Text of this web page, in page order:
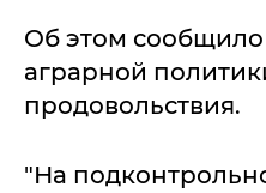
Об этом
аграрной
продовольствия.
"На